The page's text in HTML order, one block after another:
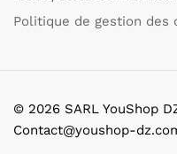
Politique de gestion des
© 2026 SARL YouShop
Contact@youshop-